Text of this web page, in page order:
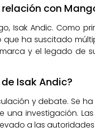
con
Isak Andic. Como
ha suscitado
y el legado de
Isak Andic?
y debate. Se
investigación.
a las